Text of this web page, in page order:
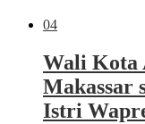
04
Wali Kota
Makassar
Istri